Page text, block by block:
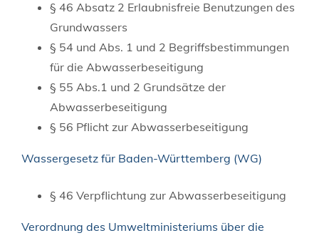
§ 46 Absatz 2 Erlaubnisfreie Benutzungen des
Grundwassers
§ 54 und Abs. 1 und 2 Begriffsbestimmungen
für die Abwasserbeseitigung
§ 55 Abs.1 und 2 Grundsätze der
Abwasserbeseitigung
§ 56 Pflicht zur Abwasserbeseitigung
Wassergesetz für Baden-Württemberg (WG)
§ 46 Verpflichtung zur Abwasserbeseitigung
Verordnung des Umweltministeriums über die